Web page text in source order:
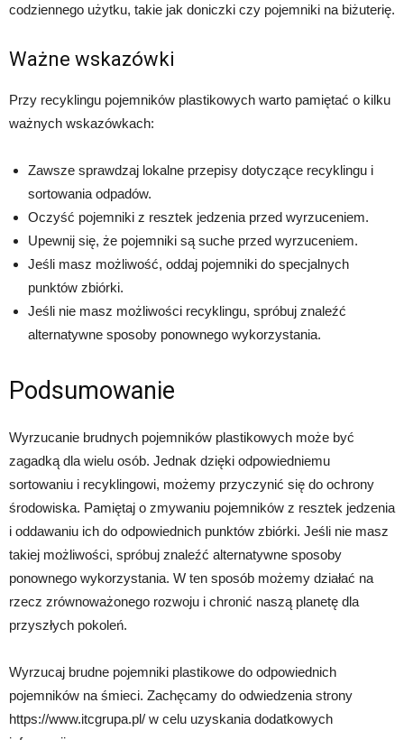
codziennego użytku, takie jak doniczki czy pojemniki na biżuterię.
Ważne wskazówki
Przy recyklingu pojemników plastikowych warto pamiętać o kilku
ważnych wskazówkach:
Zawsze sprawdzaj lokalne przepisy dotyczące recyklingu i
sortowania odpadów.
Oczyść pojemniki z resztek jedzenia przed wyrzuceniem.
Upewnij się, że pojemniki są suche przed wyrzuceniem.
Jeśli masz możliwość, oddaj pojemniki do specjalnych
punktów zbiórki.
Jeśli nie masz możliwości recyklingu, spróbuj znaleźć
alternatywne sposoby ponownego wykorzystania.
Podsumowanie
Wyrzucanie brudnych pojemników plastikowych może być
zagadką dla wielu osób. Jednak dzięki odpowiedniemu
sortowaniu i recyklingowi, możemy przyczynić się do ochrony
środowiska. Pamiętaj o zmywaniu pojemników z resztek jedzenia
i oddawaniu ich do odpowiednich punktów zbiórki. Jeśli nie masz
takiej możliwości, spróbuj znaleźć alternatywne sposoby
ponownego wykorzystania. W ten sposób możemy działać na
rzecz zrównoważonego rozwoju i chronić naszą planetę dla
przyszłych pokoleń.
Wyrzucaj brudne pojemniki plastikowe do odpowiednich
pojemników na śmieci. Zachęcamy do odwiedzenia strony
https://www.itcgrupa.pl/ w celu uzyskania dodatkowych